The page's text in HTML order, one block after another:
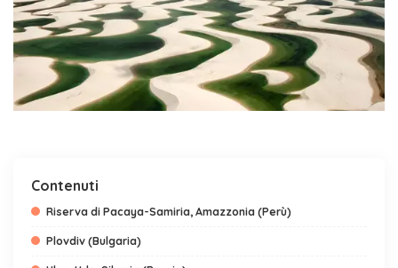
Contenuti
Riserva di Pacaya-Samiria, Amazzonia (Perù)
Plovdiv (Bulgaria)